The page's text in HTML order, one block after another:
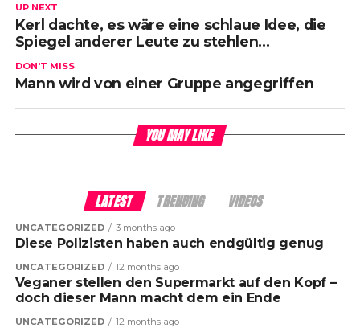
UP NEXT
Kerl dachte, es wäre eine schlaue Idee, die
Spiegel anderer Leute zu stehlen…
DON'T MISS
Mann wird von einer Gruppe angegriffen
YOU MAY LIKE
LATEST TRENDING VIDEOS
UNCATEGORIZED 3 months ago
Diese Polizisten haben auch endgültig genug
UNCATEGORIZED 12 months ago
Veganer stellen den Supermarkt auf den Kopf –
doch dieser Mann macht dem ein Ende
UNCATEGORIZED 12 months ago